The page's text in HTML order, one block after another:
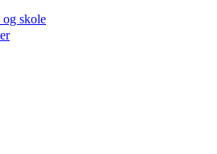
og skole